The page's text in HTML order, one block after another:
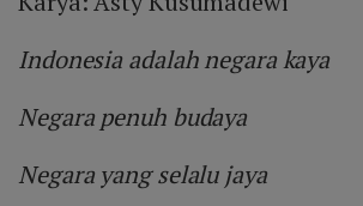
Indonesia adalah negara kaya
Negara penuh budaya
Negara yang selalu jaya